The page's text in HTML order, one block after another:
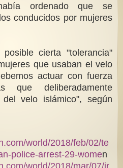
ordenado que se
conducidos por mujeres
cierta "tolerancia"
que usaban el velo
actuar con fuerza
que deliberadamente
velo islámico", según
world/2018/feb/02/te
police-arrest-29-women
world/2018/mar/07/ir